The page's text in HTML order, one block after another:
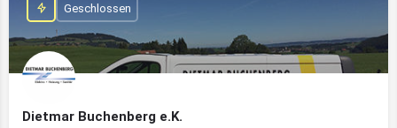
Dietmar Buchenberg e.K.
Geschlossen